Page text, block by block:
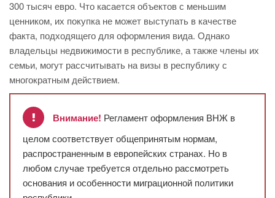
300 тысяч евро. Что касается объектов с меньшим
ценником, их покупка не может выступать в качестве
факта, подходящего для оформления вида. Однако
владельцы недвижимости в республике, а также члены их
семьи, могут рассчитывать на визы в республику с
многократным действием.
Внимание! Регламент оформления ВНЖ в
целом соответствует общепринятым нормам,
распространенным в европейских странах. Но в
любом случае требуется отдельно рассмотреть
основания и особенности миграционной политики